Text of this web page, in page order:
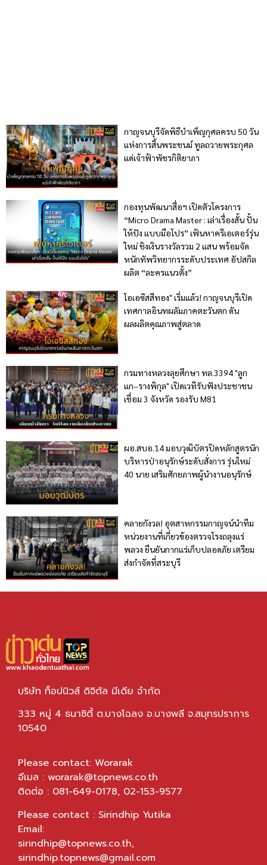
กาญจนบุรีจัดพิธีบำเพ็ญกุศลครบ 50 วัน
แห่งการสิ้นพระชนม์ ทูลถวายพระกุศล
แด่เจ้าฟ้าพัชรกิติยาภา
กองทุนพัฒนาสื่อฯ เปิดตัวโครงการ
“Micro Drama Master : เล่าเรื่องสั้น ปั้น
ให้ปัง แบบมือโปร” เฟ้นหาครีเอเตอร์รุ่น
ใหม่ ชิงเงินรางวัลรวม 2 แสน พร้อมจัด
หนักทัพวิทยากรระดับประเทศ อัปสกิล
ผลิต “ละครแนวตั้ง”
โอเอซิสสีทอง" เริ่มแล้ว! กาญจนบุรีเปิด
เทศกาลอินทผลัมภาคตะวันตก ดัน
ผลผลิตคุณภาพสู่ตลาด
กรมทางหลวงลุยศึกษา ทล.3394 "ลูก
แก–รางพิกุล" เปิดเวทีรับฟังประชาชน
เชื่อม 3 จังหวัด รองรับ M81
ผอ.สบอ.14 มอบวุฒิบัตรปิดหลักสูตรนัก
บริหารป่าอนุรักษ์ระดับสั่งการ รุ่นใหม่
40 นาย เสริมศักยภาพผู้นำงานอนุรักษ์
คลายกังวล! อุตสาหกรรมกาญจน์นำทีม
หน่วยงานที่เกี่ยวข้องตรวจโรงถลุงแร่
พลวง ยืนยันกากแร่เก็บปลอดภัย เตรียม
ส่งกำจัดที่สระบุรี
บริษัท ท็อปนิวส์ ดิจิตัล มีเดีย จำกัด
333 หมู่ 4 ธนาซิตี้ ต.บางโฉลง อ.บางพลี จ.สมุทรปราการ
10540
Please contact: Worarak
อีเมล : worarak@topnews.co.th
ติดต่อ : 081-649-0178, 02-153-9577
Please contact : Sirindhip Yutika
Email:
sirindhip@topnews.co.th,
sirindhip.topnews@gmail.com